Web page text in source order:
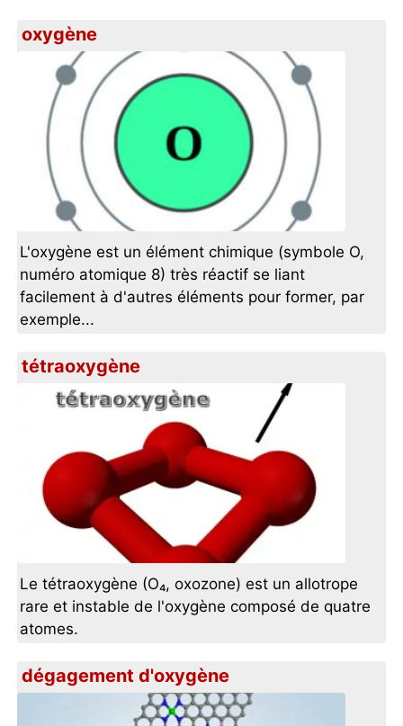
oxygène
L'oxygène est un élément chimique (symbole O,
numéro atomique 8) très réactif se liant
facilement à d'autres éléments pour former, par
exemple...
tétraoxygène
Le tétraoxygène (O₄, oxozone) est un allotrope
rare et instable de l'oxygène composé de quatre
atomes.
dégagement d'oxygène